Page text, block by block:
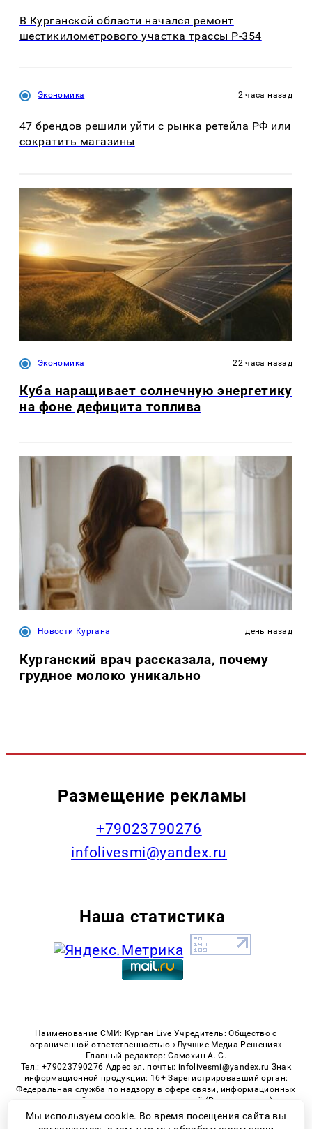
В Курганской области начался ремонт
шестикилометрового участка трассы Р-354
Экономика 2 часа назад
47 брендов решили уйти с рынка ретейла РФ или
сократить магазины
Экономика 22 часа назад
Куба наращивает солнечную энергетику
на фоне дефицита топлива
Новости Кургана день назад
Курганский врач рассказала, почему
грудное молоко уникально
Размещение рекламы
+79023790276
infolivesmi@yandex.ru
Наша статистика
Наименование СМИ: Курган Live Учредитель: Общество с
ограниченной ответственностью «Лучшие Медиа Решения»
Главный редактор: Самохин А. С.
Тел.: +79023790276 Адрес эл. почты: infolivesmi@yandex.ru Знак
информационной продукции: 16+ Зарегистрировавший орган:
Федеральная служба по надзору в сфере связи, информационных
технологий и массовых коммуникаций (Роскомнадзор)
Регистрационный номер СМИ ЭЛ № ФС 77 - 82535 от 21.01.2022
Мы используем cookie. Во время посещения сайта вы